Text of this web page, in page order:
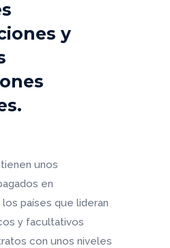
y
unos
en
países que lideran
y facultativos
con unos niveles